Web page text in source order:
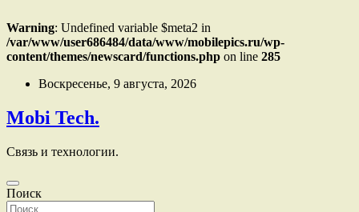
Warning: Undefined variable $meta2 in
/var/www/user686484/data/www/mobilepics.ru/wp-
content/themes/newscard/functions.php on line 285
Перейти
содержимому
Воскресенье, 9 августа, 2026
Mobi Tech.
Связь и технологии.
Поиск